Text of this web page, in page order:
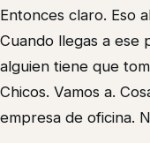
Entonces claro. Eso
Cuando llegas a ese
alguien tiene que
Chicos. Vamos a.
empresa de oficina.